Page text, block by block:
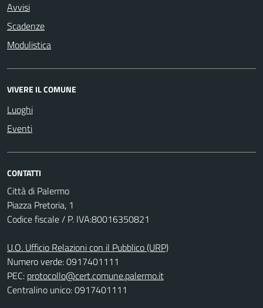
Avvisi
Scadenze
Modulistica
VIVERE IL COMUNE
Luoghi
Eventi
CONTATTI
Città di Palermo
Piazza Pretoria, 1
Codice fiscale / P. IVA:80016350821
U.O. Ufficio Relazioni con il Pubblico (URP)
Numero verde: 0917401111
PEC: protocollo@cert.comune.palermo.it
Centralino unico: 0917401111